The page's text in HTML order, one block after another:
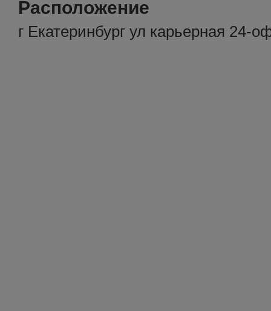
Расположение
г Екатеринбург ул карьерная 24-